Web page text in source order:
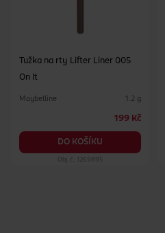
Tužka na rty Lifter Liner 005
On It
Maybelline 1.2 g
199 Kč
DO KOŠÍKU
Obj. č.: 1269895